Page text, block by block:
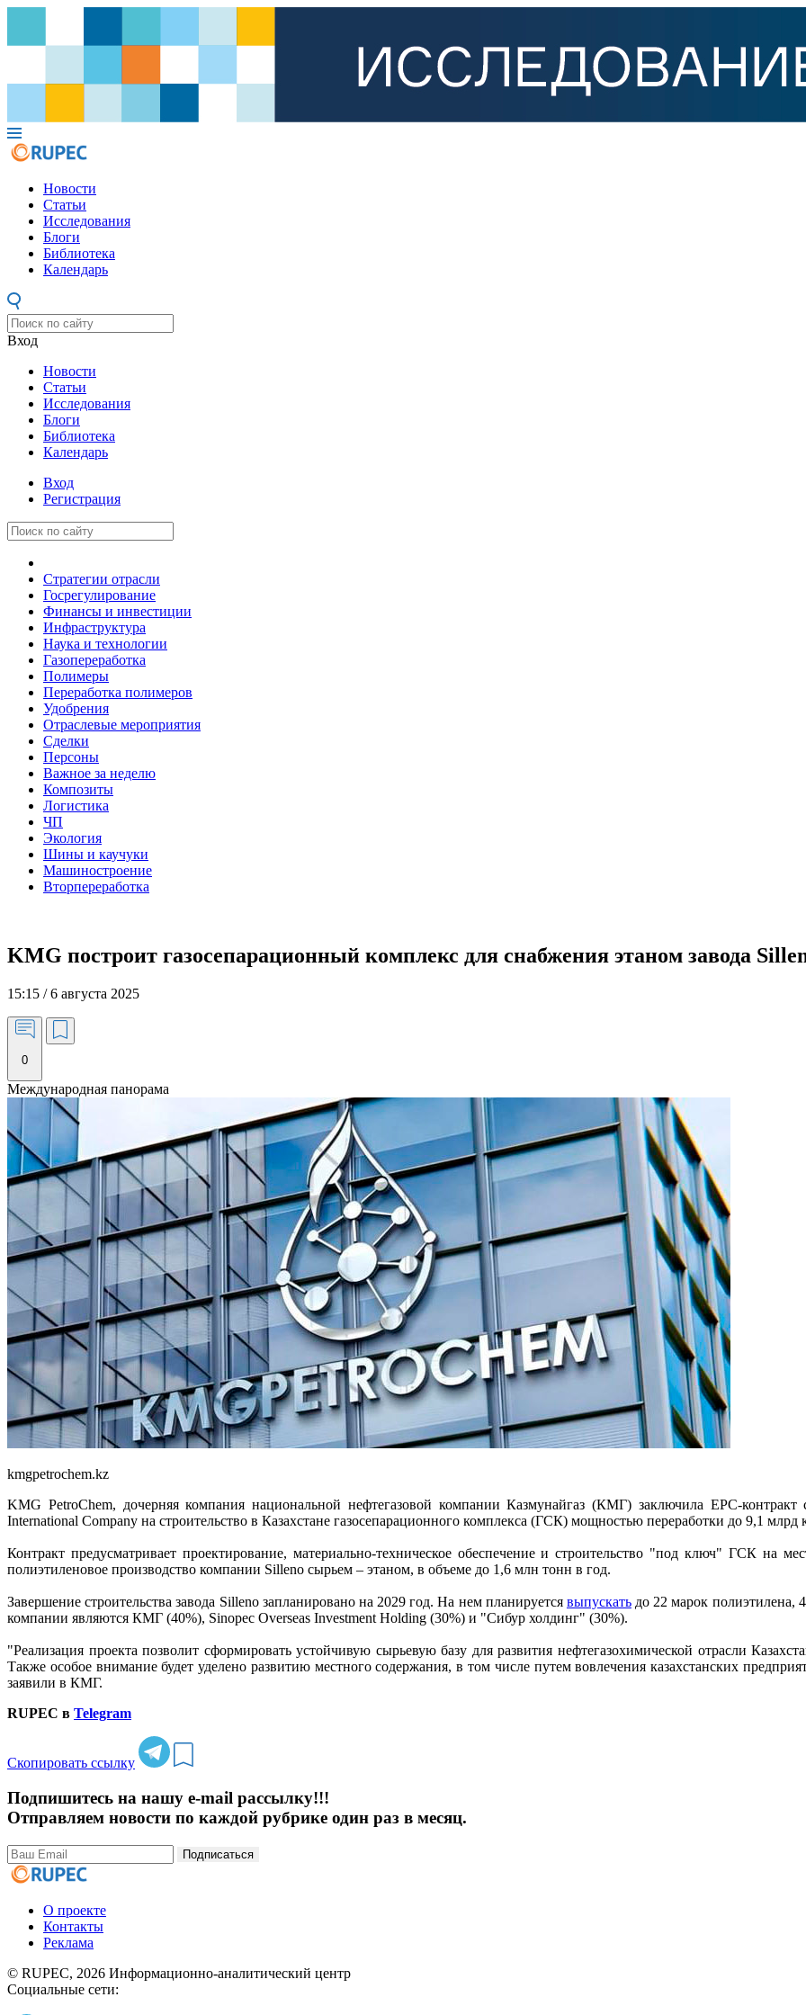
Новости
Статьи
Исследования
Блоги
Библиотека
Календарь
Вход
Новости
Статьи
Исследования
Блоги
Библиотека
Календарь
Вход
Регистрация
Стратегии отрасли
Госрегулирование
Финансы и инвестиции
Инфраструктура
Наука и технологии
Газопереработка
Полимеры
Переработка полимеров
Удобрения
Отраслевые мероприятия
Сделки
Персоны
Важное за неделю
Композиты
Логистика
ЧП
Экология
Шины и каучуки
Машиностроение
Вторпереработка
KMG построит газосепарационный комплекс для снабжения этаном завода
15:15 / 6 августа 2025
0
kmgpetrochem.kz
KMG PetroChem, дочерняя компания национальной нефтегазовой компании Казмунайгаз (КМГ) заключила EPC-контракт
International Company на строительство в Казахстане газосепарационного комплекса (ГСК) мощностью переработки до 9,1 млрд
Контракт предусматривает проектирование, материально-техническое обеспечение и строительство "под ключ" ГСК на
полиэтиленовое производство компании Silleno сырьем – этаном, в объеме до 1,6 млн тонн в год.
Завершение строительства завода Silleno запланировано на 2029 год. На нем планируется выпускатьдо 22 марок полиэтилена,
компании являются КМГ (40%), Sinopec Overseas Investment Holding (30%) и "Сибур холдинг" (30%).
"Реализация проекта позволит сформировать устойчивую сырьевую базу для развития нефтегазохимической отрасли
Также особое внимание будет уделено развитию местного содержания, в том числе путем вовлечения казахстанских
заявили в КМГ.
RUPEC в Telegram
Скопировать ссылку
Подпишитесь на нашу e-mail рассылку!!!
Отправляем новости по каждой рубрике один раз в месяц.
Подписаться
О проекте
Контакты
Реклама
© RUPEC, 2026 Информационно-аналитический центр
Социальные сети: